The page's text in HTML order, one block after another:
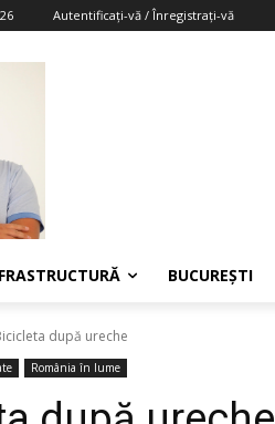
Autentificați-vă / Înregistrați-vă
BUCUREȘTI
după ureche
România în lume